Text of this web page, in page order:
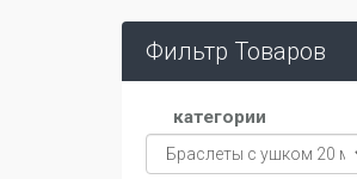
Фильтр Товаров
категории